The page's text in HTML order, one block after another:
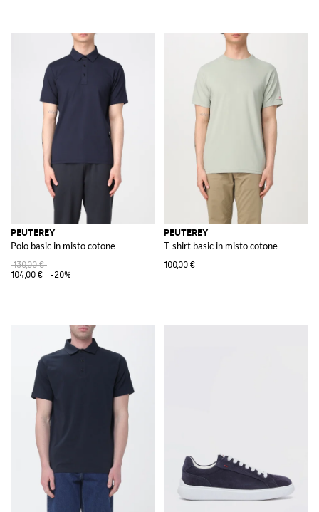
PEUTEREY
Polo basic in misto cotone
130,00 €
104,00 €
-20%
PEUTEREY
T-shirt basic in misto cotone
100,00 €